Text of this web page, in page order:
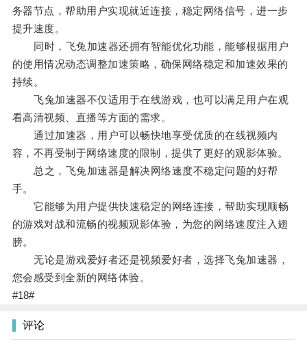
务器节点，帮助用户实现就近连接，稳定网络信号，进一步
提升速度。
同时，飞兔加速器还拥有智能优化功能，能够根据用户
的使用情况动态调整加速策略，确保网络稳定和加速效果的
持续。
飞兔加速器不仅适用于在线游戏，也可以满足用户在观
看高清视频、直播等方面的需求。
通过加速器，用户可以畅快地享受优质的在线视频内
容，不再受制于网络速度的限制，提供了更好的观影体验。
总之，飞兔加速器是解决网络速度不稳定问题的好帮
手。
它能够为用户提供快速稳定的网络连接，帮助实现顺畅
的游戏对战和流畅的视频观影体验，为您的网络速度注入翅
膀。
无论是游戏爱好者还是视频爱好者，选择飞兔加速器，
您会感受到全新的网络体验。
#18#
评论